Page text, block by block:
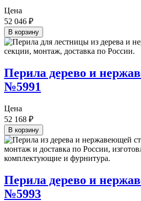
Цена
52 046 ₽
В корзину
Перила дерево и
№5991
Цена
52 168 ₽
В корзину
Перила дерево и
№5993